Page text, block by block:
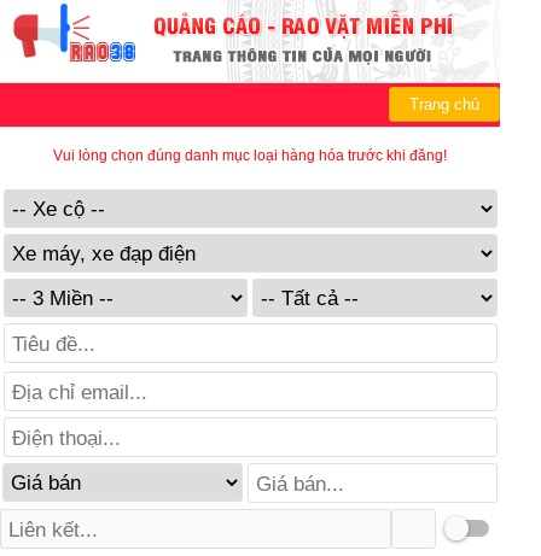
Trang chủ
Vui lòng chọn đúng danh mục loại hàng hóa trước khi đăng!